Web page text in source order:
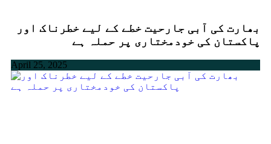
بھارت کی آبی جارحیت خطے کے لیے خطرناک اور
پاکستان کی خودمختاری پر حملہ ہے
April 25, 2025